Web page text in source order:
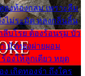
งท้องกลม เพราะลืม
ไม่ระมัด หลงกลิ่นลิ้น
ลีบโรย ต้องร้อนรุม บัว
บัวทองผ่ายผอม
องไห้ลูกเดียว หยุด
เถิดทองจ๋า ถึงใคร